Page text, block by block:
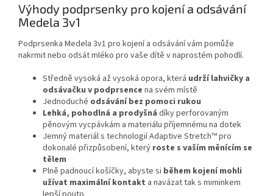
Výhody podprsenky pro kojení a odsávání
Medela 3v1
Podprsenka Medela 3v1 pro kojení a odsávání vám pomůže
nakrmit nebo odsát mléko pro vaše dítě v naprostém pohodlí.
Středně vysoká až vysoká opora, která udrží lahvičky a
odsávačku v podprsence na svém místě
Jednoduché odsávání bez pomoci rukou
Lehká, pohodlná a prodyšná díky perforovaným
pěnovým vycpávkám a materiálu příjemnému na dotek
Jemný materiál s technologií Adaptive Stretch™ pro
dokonalé přizpůsobení, který roste s vaším měnícím se
tělem
Plně padnoucí košíčky, abyste si během kojení mohli
užívat maximální kontakt a navázat tak s miminkem